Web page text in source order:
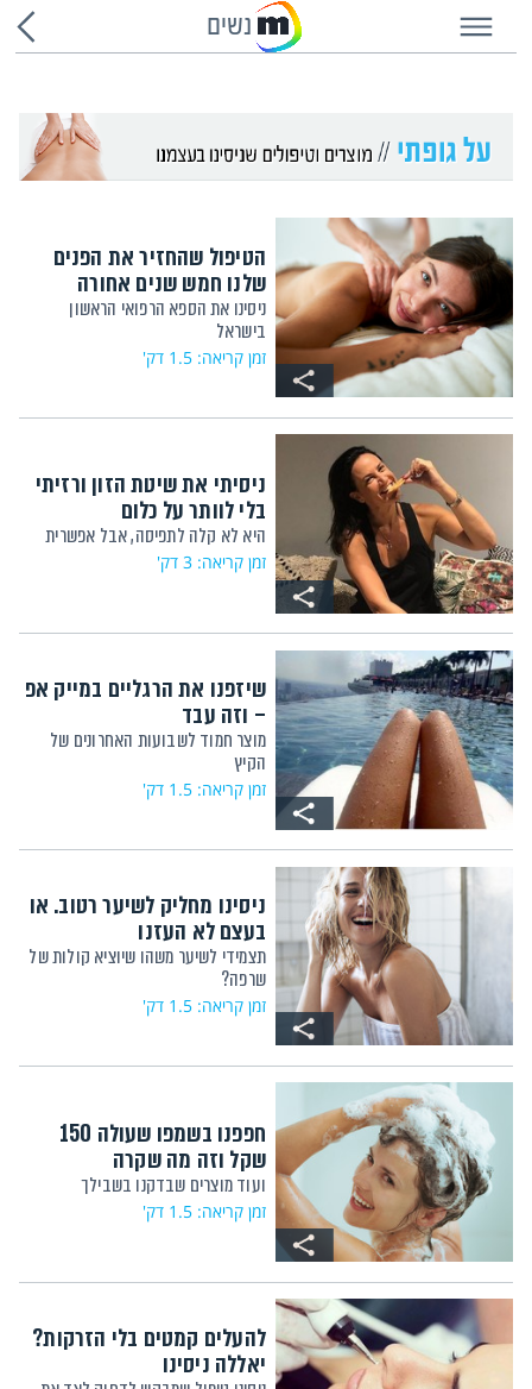
נשים
הטיפול שהחזיר את הפנים
שלנו חמש שנים אחורה
ניסינו את הספא הרפואי הראשון
בישראל
זמן קריאה: 1.5 דק'
ניסיתי את שיטת הזון ורזיתי
בלי לוותר על כלום
היא לא קלה לתפיסה, אבל אפשרית
זמן קריאה: 3 דק'
שיזפנו את הרגליים במייק אפ
– וזה עבד
מוצר חמוד לשבועות האחרונים של
הקיץ
זמן קריאה: 1.5 דק'
ניסינו מחליק לשיער רטוב. או
בעצם לא העזנו
תצמידי לשיער משהו שיוציא קולות של
שרפה?
זמן קריאה: 1.5 דק'
חפפנו בשמפו שעולה 150
שקל וזה מה שקרה
ועוד מוצרים שבדקנו בשבילך
זמן קריאה: 1.5 דק'
להעלים קמטים בלי הזרקות?
יאללה ניסינו